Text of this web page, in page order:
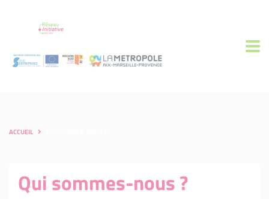
ACCUEIL
Qui sommes-nous ?